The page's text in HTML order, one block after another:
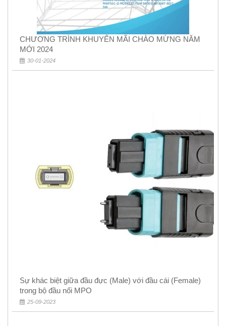
CHƯƠNG TRÌNH KHUYẾN MÃI CHÀO MỪNG NĂM
MỚI 2024
30-01-2024
Sự khác biệt giữa đầu đực (Male) với đầu cái (Female)
trong bộ đầu nối MPO
25-09-2023